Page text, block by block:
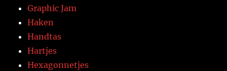
Graphic Jam
Haken
Handtas
Hartjes
Hexagonnetjes